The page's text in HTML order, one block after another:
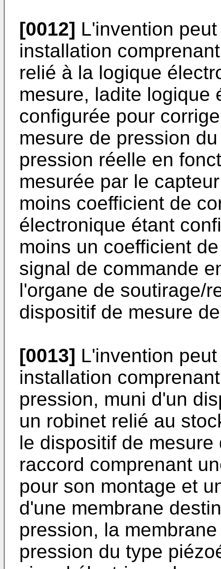
[0012] L'invention
installation
relié à la logique
mesure, ladite logique
configurée pour
mesure de pression
pression réelle en
mesurée par le
moins coefficient de
électronique étant
moins un coefficient
signal de commande
l'organe de soutirage/
dispositif de mesure
[0013] L'invention
installation
pression, muni d'un
un robinet relié au
le dispositif de
raccord comprenant
pour son montage et
d'une membrane
pression, la
pression du type